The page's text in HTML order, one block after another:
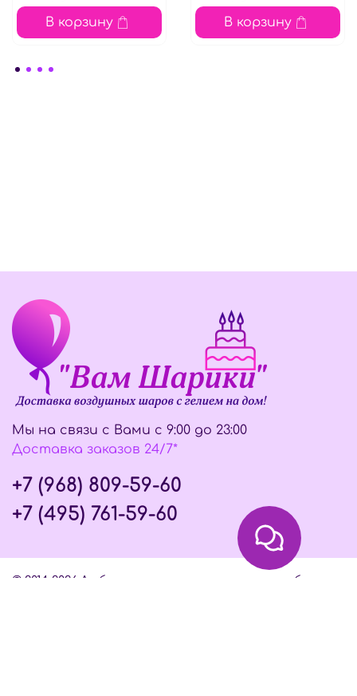
В корзину В корзину
Мы на связи с Вами с 9:00 до 23:00
Доставка заказов 24/7*
+7 (968) 809-59-60
+7 (495) 761-59-60
© 2014-2026 Любое использование контента без